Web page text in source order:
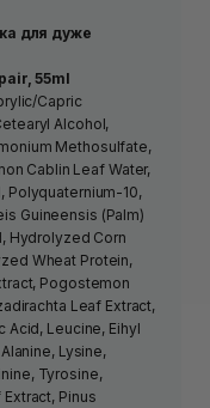
для дуже
55ml
Capric
Alcohol,
Methosulfate,
Cablin Leaf Water,
Polyquaternium-10,
Guineensis (Palm)
Hydrolyzed Corn
Wheat Protein,
Pogostemon
Leaf Extract,
Acid, Leucine, Eihyl
Lysine,
Tyrosine,
Pinus